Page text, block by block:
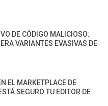
DE CÓDIGO MALICIOSO:
VARIANTES EVASIVAS DE
EL MARKETPLACE DE
SEGURO TU EDITOR DE